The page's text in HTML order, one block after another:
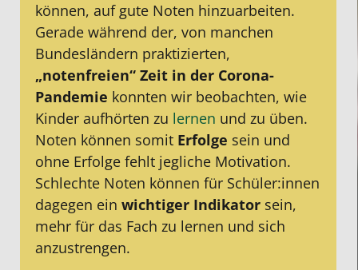
können, auf gute Noten hinzuarbeiten.
Gerade während der, von manchen
Bundesländern praktizierten,
„notenfreien“ Zeit in der Corona-
Pandemie konnten wir beobachten, wie
Kinder aufhörten zu lernen und zu üben.
Noten können somit Erfolge sein und
ohne Erfolge fehlt jegliche Motivation.
Schlechte Noten können für Schüler:innen
dagegen einwichtiger Indikator sein,
mehr für das Fach zu lernen und sich
anzustrengen.